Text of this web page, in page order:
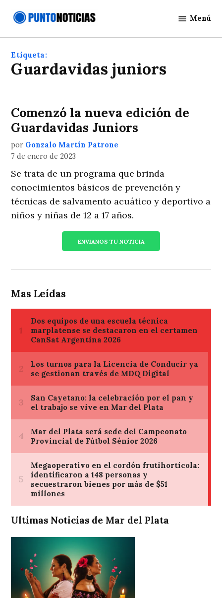
Noticias
Menú
Etiqueta:
Guardavidas juniors
Comenzó la nueva edición de
Guardavidas Juniors
por Gonzalo Martín Patrone
7 de enero de 2023
Se trata de un programa que brinda
conocimientos básicos de prevención y
técnicas de salvamento acuático y deportivo a
niños y niñas de 12 a 17 años.
ENVIANOS TU NOTICIA
Mas Leídas
Ultimas Noticias de Mar del Plata